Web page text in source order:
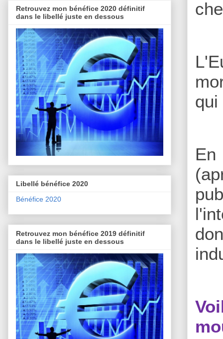
qui
En
Retrouvez mon bénéfice 2020 définitif
dans le libellé juste en dessous
Libellé bénéfice 2020
Bénéfice 2020
Retrouvez mon bénéfice 2019 définitif
dans le libellé juste en dessous